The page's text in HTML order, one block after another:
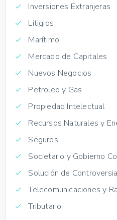
Inversiones Extranjeras
Litigios
Marítimo
Mercado de Capitales
Nuevos Negocios
Petroleo y Gas
Propiedad Intelectual
Recursos Naturales y
Seguros
Societario y Gobierno
Solución de
Telecomunicaciones y
Tributario